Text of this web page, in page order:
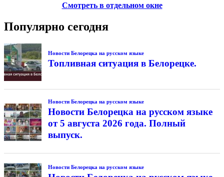
Смотреть в отдельном окне
Популярно сегодня
Новости Белорецка на русском языке
Топливная ситуация в Белорецке.
Новости Белорецка на русском языке
Новости Белорецка на русском языке
от 5 августа 2026 года. Полный
выпуск.
Новости Белорецка на русском языке